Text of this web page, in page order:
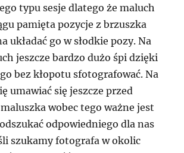
typu sesje dlatego że maluch
pamięta pozycje z brzuszka
układać go w słodkie pozy. Na
jeszcze bardzo dużo śpi dzięki
bez kłopotu sfotografować. Na
umawiać się jeszcze przed
wobec tego ważne jest
odpowiedniego dla nas
szukamy fotografa w okolic